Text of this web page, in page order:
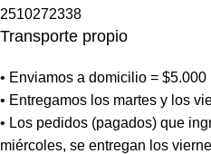
Transporte propio
• Enviamos a domicilio = $5.000
• Entregamos los martes y los
• Los pedidos (pagados) que
miércoles, se entregan los